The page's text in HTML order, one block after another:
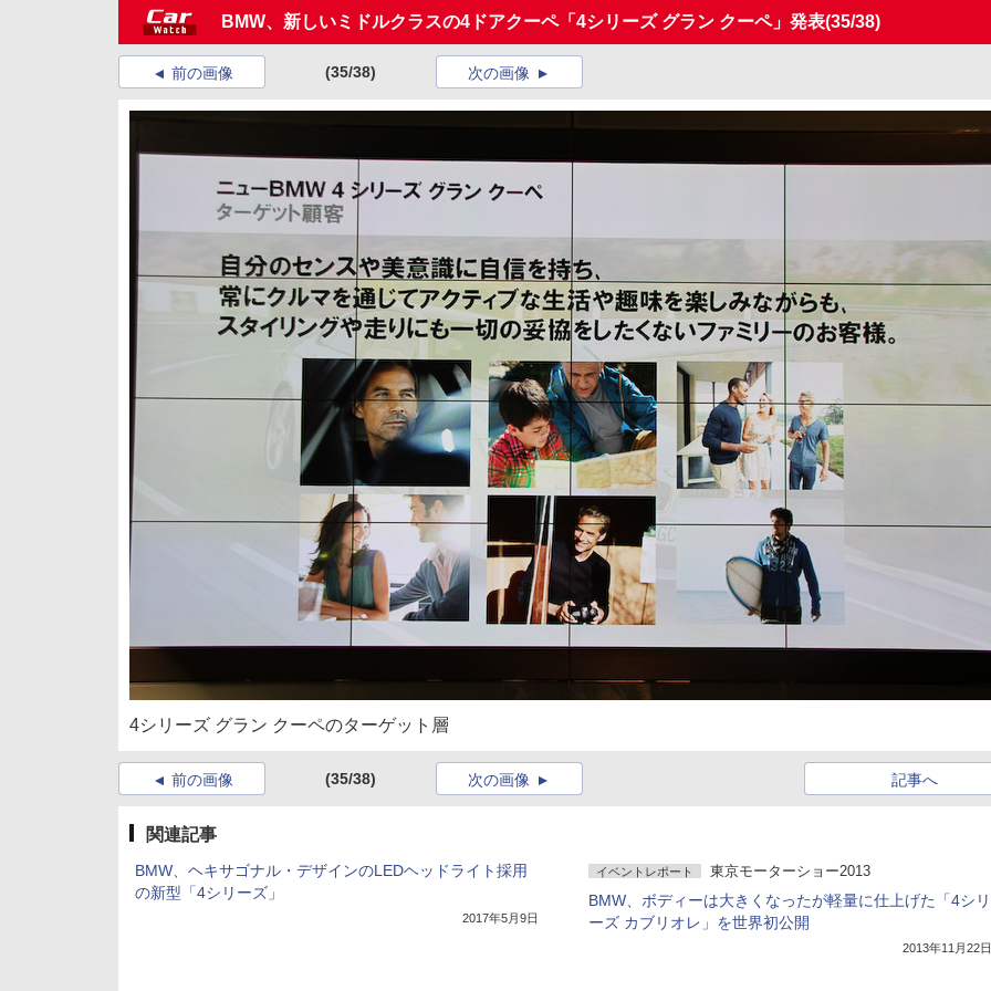
BMW、新しいミドルクラスの4ドアクーペ「4シリーズ グラン クーペ」発表(35/38)
前の画像 (35/38) 次の画像
4シリーズ グラン クーペのターゲット層
前の画像 (35/38) 記事へ
次の画像
関連記事
BMW、ヘキサゴナル・デザインのLEDヘッドライト採用
の新型「4シリーズ」
2017年5月9日
イベントレポート 東京モーターショー2013
BMW、ボディーは大きくなったが軽量に仕上げた「4シリ
ーズ カブリオレ」を世界初公開
2013年11月22日